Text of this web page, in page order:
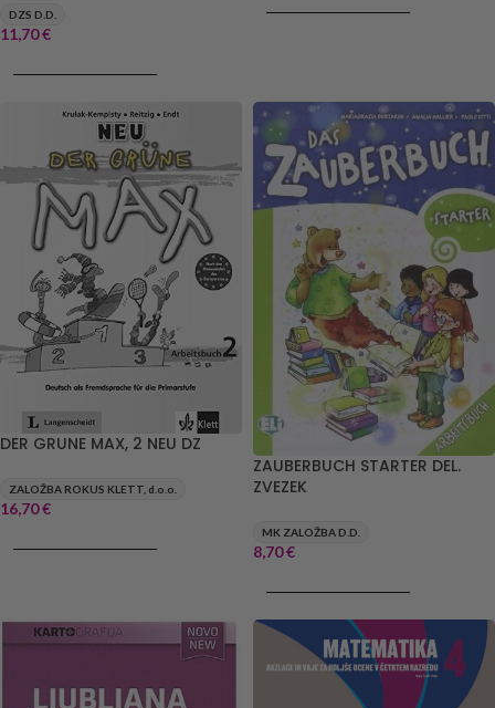
DZS D.D.
11,70€
DER GRUNE MAX, 2 NEU DZ
ZALOŽBA ROKUS KLETT, d.o.o.
16,70€
ZAUBERBUCH STARTER DEL.
ZVEZEK
MK ZALOŽBA D.D.
8,70€